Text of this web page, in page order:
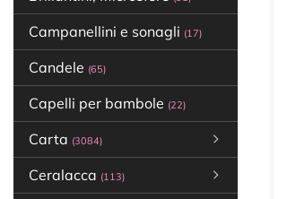
Campanellini e sonagli (17)
Candele (65)
Capelli per bambole (22)
Carta (3084)
Ceralacca (113)